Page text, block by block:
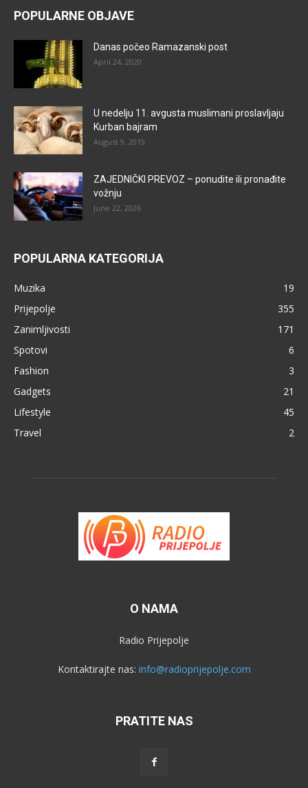
POPULARNE OBJAVE
Danas počeo Ramazanski post
April 24, 2020
U nedelju 11. avgusta muslimani proslavljaju
Kurban bajram
August 9, 2019
ZAJEDNIČKI PREVOZ – ponudite ili pronađite
vožnju
June 22, 2026
POPULARNA KATEGORIJA
Muzika
19
Prijepolje
355
Zanimljivosti
171
Spotovi
6
Fashion
3
Gadgets
21
Lifestyle
45
Travel
2
O NAMA
Radio Prijepolje
Kontaktirajte nas: info@radioprijepolje.com
PRATITE NAS